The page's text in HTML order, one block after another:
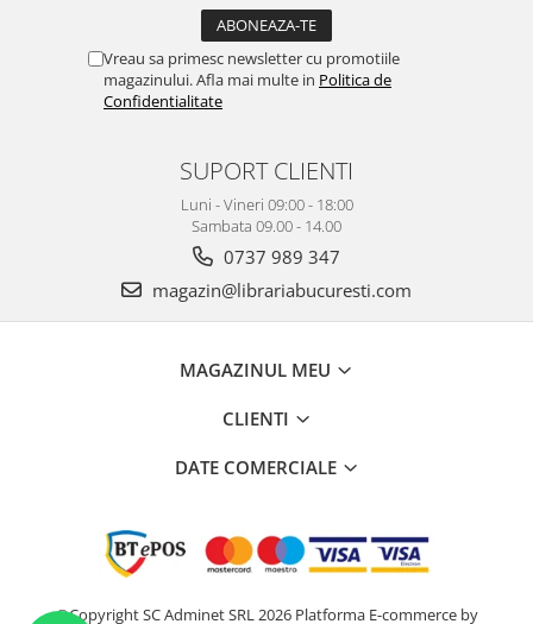
Vreau sa primesc newsletter cu promotiile
magazinului. Afla mai multe in Politica de
Confidentialitate
SUPORT CLIENTI
Luni - Vineri 09:00 - 18:00
Sambata 09.00 - 14.00
0737 989 347
magazin@librariabucuresti.com
MAGAZINUL MEU
CLIENTI
DATE COMERCIALE
©Copyright SC Adminet SRL 2026 Platforma E-commerce by